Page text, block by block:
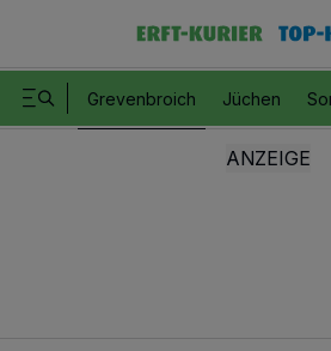
Grevenbroich Jüchen